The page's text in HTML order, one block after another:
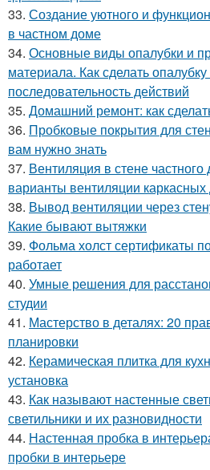
33. Создание уютного и
в частном доме
34. Основные виды опалубки и
материала. Как сделать
последовательность действий
35. Домашний ремонт: как
36. Пробковые покрытия для
вам нужно знать
37. Вентиляция в стене
варианты вентиляции
38. Вывод вентиляции через
Какие бывают вытяжки
39. Фольма холст сертификаты
работает
40. Умные решения для
студии
41. Мастерство в деталях: 20
планировки
42. Керамическая плитка для
установка
43. Как называют настенные
светильники и их разновидности
44. Настенная пробка в
пробки в интерьере